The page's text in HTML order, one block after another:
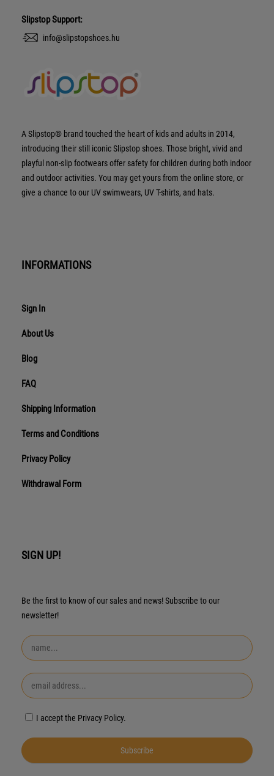
Slipstop Support:
info@slipstopshoes.hu
A Slipstop® brand touched the heart of kids and adults in 2014,
introducing their still iconic Slipstop shoes. Those bright, vivid and
playful non-slip footwears offer safety for children during both indoor
and outdoor activities. You may get yours from the online store, or
give a chance to our UV swimwears, UV T-shirts, and hats.
INFORMATIONS
Sign In
About Us
Blog
FAQ
Shipping Information
Terms and Conditions
Privacy Policy
Withdrawal Form
SIGN UP!
Be the first to know of our sales and news! Subscribe to our
newsletter!
I accept the Privacy Policy.